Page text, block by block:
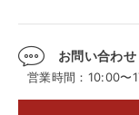
お問い合わせ
営業時間：10:00〜